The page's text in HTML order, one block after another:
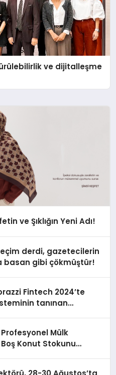
ve dijitalleşme
ve Şıklığın Yeni Adı!
derdi, gazetecilerin
basan gibi çökmüştür!
Fintech 2024’te
tanınan
Mülk
Konut Stokunu